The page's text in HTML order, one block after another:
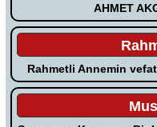
AHMET
Rahmetli Annemin